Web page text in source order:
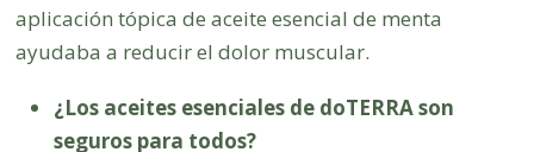
aplicación tópica de aceite esencial de menta
ayudaba a reducir el dolor muscular.
¿Los aceites esenciales de doTERRA son
seguros para todos?